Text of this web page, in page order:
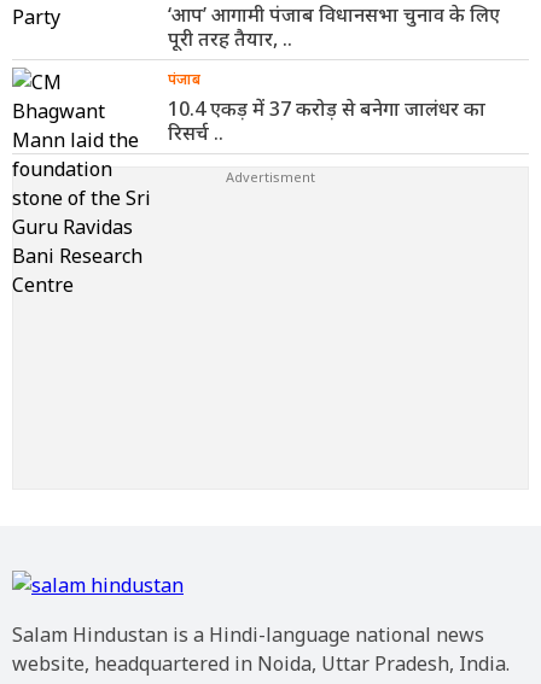
‘आप’ आगामी पंजाब विधानसभा चुनाव के लिए
पूरी तरह तैयार, ..
पंजाब
10.4 एकड़ में 37 करोड़ से बनेगा जालंधर का
रिसर्च ..
Salam Hindustan is a Hindi-language national news
website, headquartered in Noida, Uttar Pradesh, India.